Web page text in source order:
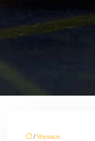
/Voyance